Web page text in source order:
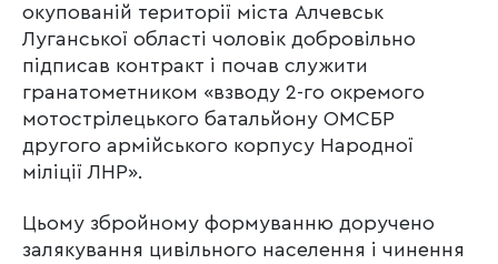
окупованій території міста Алчевськ
Луганської області чоловік добровільно
підписав контракт і почав служити
гранатометником «взводу 2-го окремого
мотострілецького батальйону ОМСБР
другого армійського корпусу Народної
міліції ЛНР».
Цьому збройному формуванню доручено
залякування цивільного населення і чинення